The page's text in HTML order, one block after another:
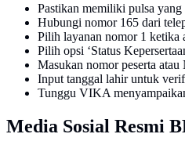
Pastikan memiliki pulsa
Hubungi nomor 165 dari
Pilih layanan nomor 1 ketika
Pilih opsi ‘Status
Masukan nomor peserta
Input tanggal lahir untuk
Tunggu VIKA
Media Sosial Resmi